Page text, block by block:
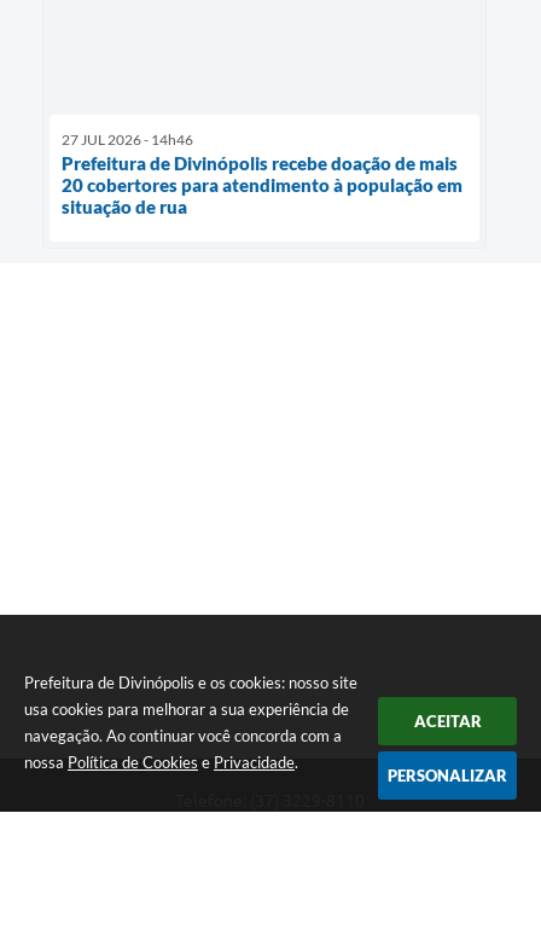
Prefeitura de Divinópolis e os cookies: nosso site
usa cookies para melhorar a sua experiência de
navegação. Ao continuar você concorda com a
nossa Política de Cookies e Privacidade.
ACEITAR
PERSONALIZAR
27 JUL 2026 - 14h46
Prefeitura de Divinópolis recebe doação de mais
20 cobertores para atendimento à população em
situação de rua